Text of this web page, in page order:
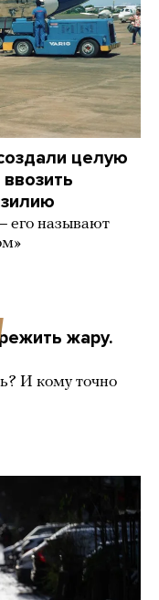
целую
его называют
жару.
И кому точно